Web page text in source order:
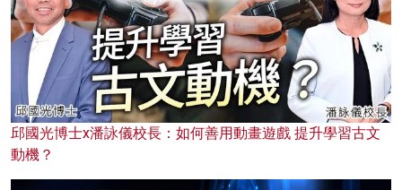
邱國光博士x潘詠儀校長：如何善用動畫遊戲 提升學習古文
動機？